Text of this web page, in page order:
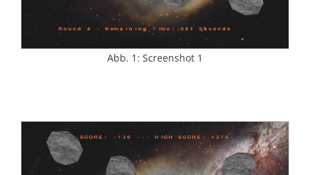
Abb. 1: Screenshot 1